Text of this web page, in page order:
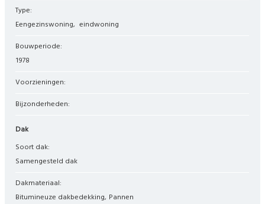
Type:
eengezinswoning eindwoning
Bouwperiode:
1978
Voorzieningen:
Bijzonderheden:
Dak
Soort dak:
Samengesteld dak
Dakmateriaal:
Bitumineuze dakbedekking Pannen